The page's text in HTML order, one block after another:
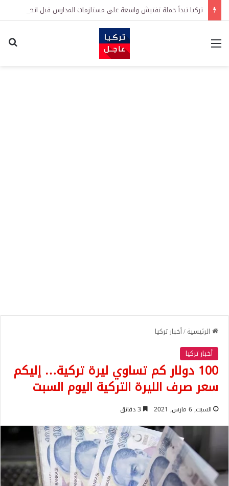
القائمة
الرئيسية/أخبار تركيا
أخبار تركيا
100 دولار كم تساوي ليرة تركية… إليكم
سعر صرف الليرة التركية اليوم السبت
السبت, 6 مارس, 2021